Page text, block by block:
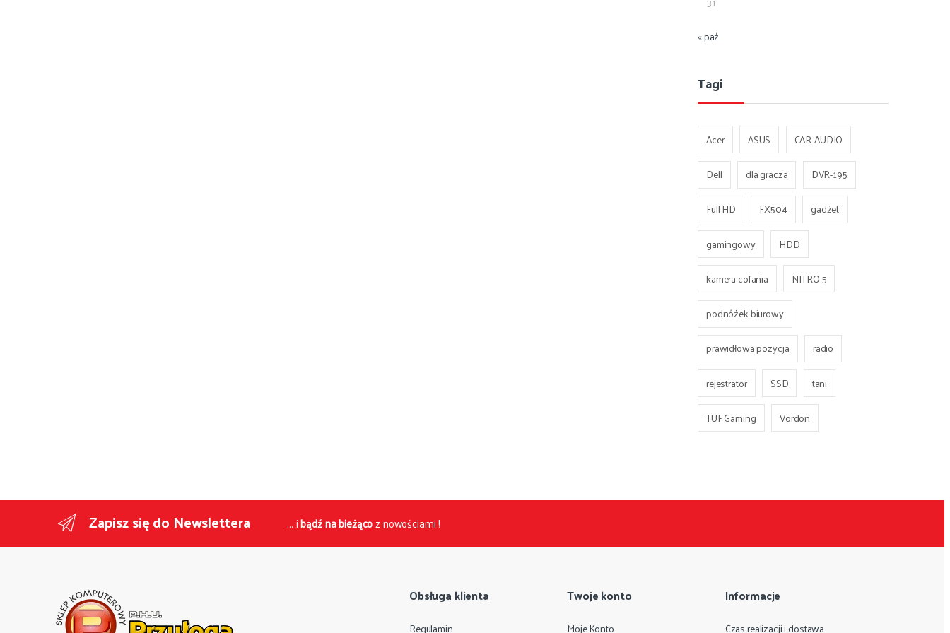
« paź
Tagi
Acer ASUS
CAR-AUDIO
Dell
dla gracza
DVR-195
Full HD
FX504
gadżet
gamingowy
HDD
kamera cofania
NITRO 5
podnóżek biurowy
prawidłowa pozycja
radio
rejestrator
SSD
tani
TUF Gaming
Vordon
Zapisz się do Newslettera ... ibądź na bieżącoz nowościami !
Obsługa klienta
Regulamin
Twoje konto
Moje Konto
Informacje
Czas realizacji i dostawa